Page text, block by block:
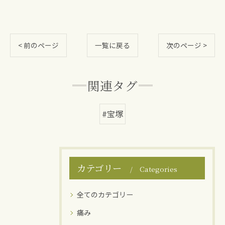
< 前のページ 一覧に戻る 次のページ >
関連タグ
#宝塚
カテゴリー Categories
全てのカテゴリー
痛み